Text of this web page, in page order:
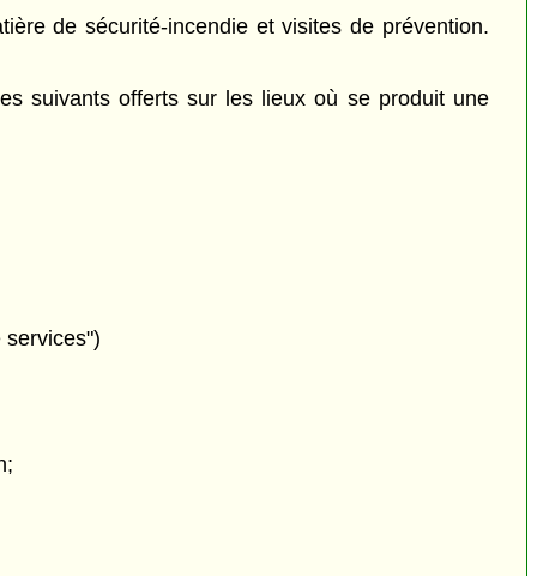
de sécurité-incendie et visites de prévention.
suivants offerts sur les lieux où se produit une